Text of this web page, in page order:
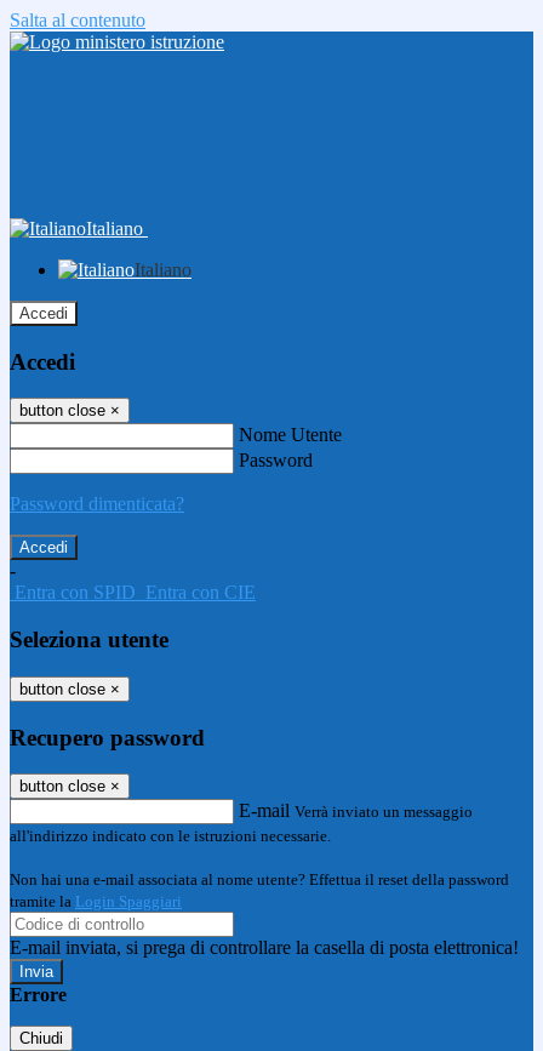
Salta al contenuto
Italiano
Italiano
Accedi
Accedi
button close ×
Nome Utente
Password
Password dimenticata?
-
Entra con SPID Entra con CIE
Seleziona utente
button close ×
Recupero password
button close ×
E-mail Verrà inviato un messaggio
all'indirizzo indicato con le istruzioni necessarie.
Non hai una e-mail associata al nome utente? Effettua il reset della password
tramite la Login Spaggiari
E-mail inviata, si prega di controllare la casella di posta elettronica!
Errore
Chiudi